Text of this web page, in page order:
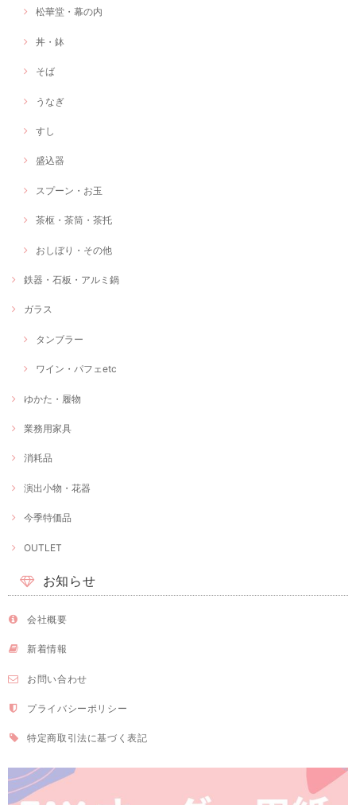
松華堂・幕の内
丼・鉢
そば
うなぎ
すし
盛込器
スプーン・お玉
茶枢・茶筒・茶托
おしぼり・その他
鉄器・石板・アルミ鍋
ガラス
タンブラー
ワイン・パフェetc
ゆかた・履物
業務用家具
消耗品
演出小物・花器
今季特価品
OUTLET
お知らせ
会社概要
新着情報
お問い合わせ
プライバシーポリシー
特定商取引法に基づく表記